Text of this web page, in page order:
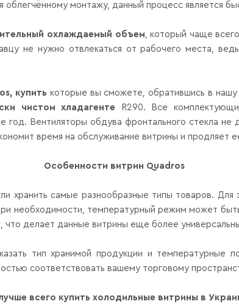
облегчённому монтажу, данный процесс является
охлаждаемый объем, который чаще
не нужно отвлекаться от рабочего места,
, купить которые вы сможете, обратившись в нашу
чистом хладагенте R290. Все
год. Вентиляторы обдува фронтального стекла не
время на обслуживание витрины и продляет
Особенности витрин Quadros
хранить самые разнообразные типы товаров.
необходимости, температурный режим может
что делает данные витрины еще более
тип хранимой продукции и температурные
соответствовать вашему торговому
всего купить холодильные витрины в